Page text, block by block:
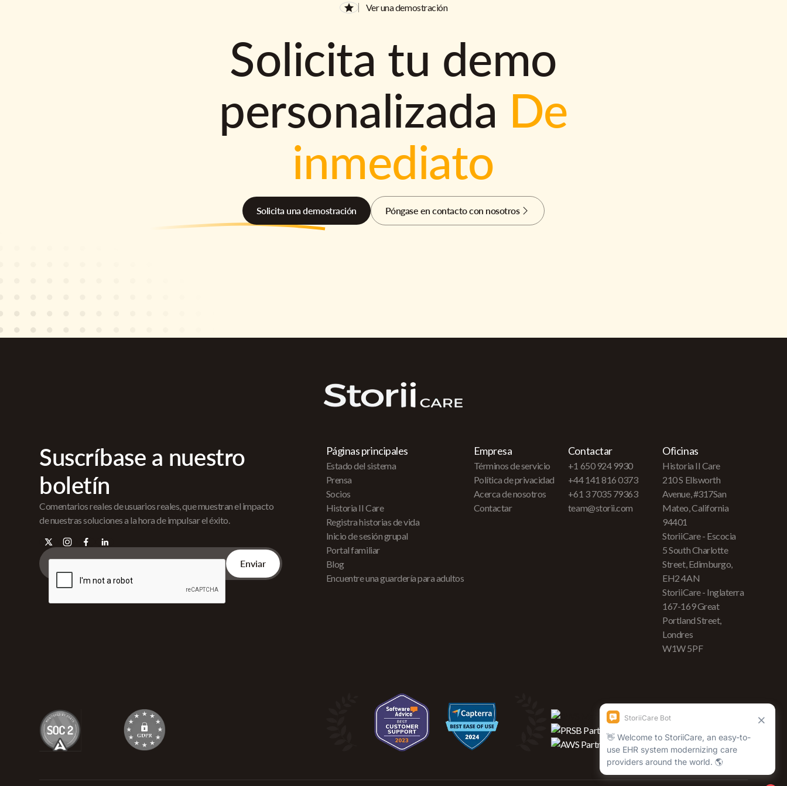
Ver una demostración
Solicita tu demo
personalizada De
inmediato
Solicita una demostración Póngase en contacto con nosotros
Suscríbase a nuestro
boletín
Comentarios reales de usuarios reales, que muestran el impacto
de nuestras soluciones a la hora de impulsar el éxito.
Páginas principales
Estado del sistema
Prensa
Socios
Historia II Care
Registra historias de vida
Inicio de sesión grupal
Portal familiar
Blog
Encuentre una guardería para adultos
Empresa
Términos de servicio
Política de privacidad
Acerca de nosotros
Contactar
Contactar
+1 650 924 9930
+44 141 816 0373
+61 3 7035 79363
team@storii.com
Oficinas
Historia II Care
210 S Ellsworth
Avenue, #317San
Mateo, California
94401
StoriiCare - Escocia
5 South Charlotte
Street, Edimburgo,
EH2 4AN
StoriiCare - Inglaterra
167-169 Great
Portland Street,
Londres
W1W 5PF